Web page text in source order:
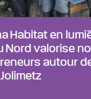
Habitat en
Nord valorise
autour